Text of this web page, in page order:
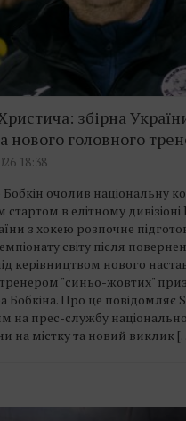
збірна
нового головного
18:38
очолив національну
стартом в елітному
з хокею розпочне
світу після
керівництвом нового
"синьо-жовтих"
Бобкіна. Про це повідомляє
на прес-службу
на містку та новий виклик